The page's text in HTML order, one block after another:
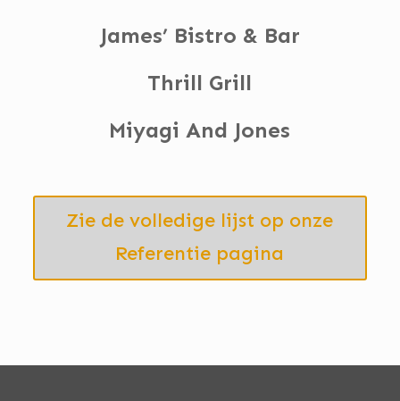
James’ Bistro & Bar
Thrill Grill
Miyagi And Jones
Zie de volledige lijst op onze
Referentie pagina